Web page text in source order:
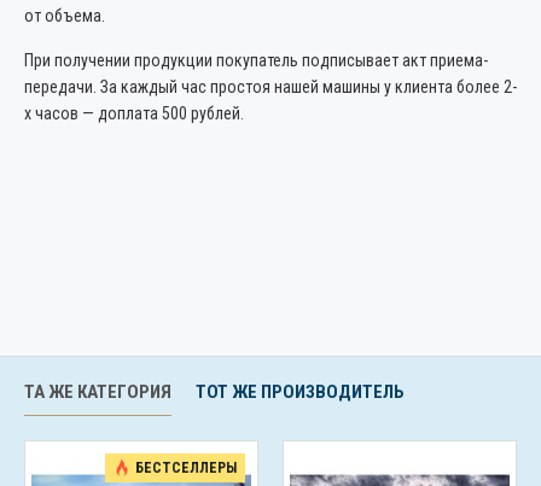
от объема.
При получении продукции покупатель подписывает акт приема-
передачи. За каждый час простоя нашей машины у клиента более 2-
х часов — доплата 500 рублей.
ТА ЖЕ КАТЕГОРИЯ ТОТ ЖЕ ПРОИЗВОДИТЕЛЬ
БЕСТСЕЛЛЕРЫ